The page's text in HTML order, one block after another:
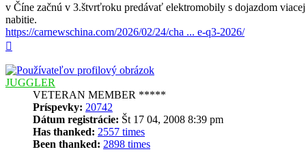
v Číne začnú v 3.štvrťroku predávať elektromobily s dojazdom
nabitie.
https://carnewschina.com/2026/02/24/cha ... e-q3-2026/
JUGGLER
VETERAN MEMBER *****
Príspevky: 20742
Dátum registrácie: Št 17 04, 2008 8:39 pm
Has thanked: 2557 times
Been thanked: 2898 times